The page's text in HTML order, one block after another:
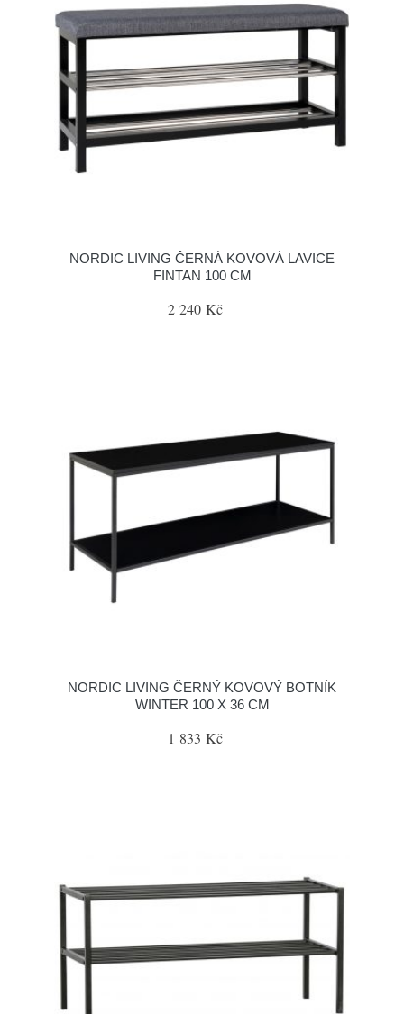
NORDIC LIVING ČERNÁ KOVOVÁ LAVICE
FINTAN 100 CM
2 240 Kč
NORDIC LIVING ČERNÝ KOVOVÝ BOTNÍK
WINTER 100 X 36 CM
1 833 Kč